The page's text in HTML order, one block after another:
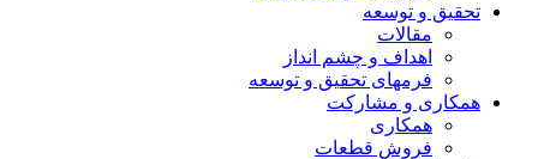
تحقيق و توسعه
مقالات
اهداف و چشم انداز
فرمهای تحقیق و توسعه
همکاری و مشارکت
همکاری
فروش قطعات